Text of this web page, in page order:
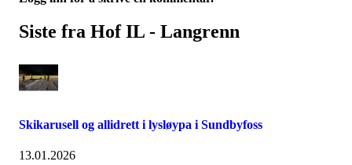
Siste fra Hof IL - Langrenn
Skikarusell og allidrett i lysløypa i Sundbyfoss
13.01.2026